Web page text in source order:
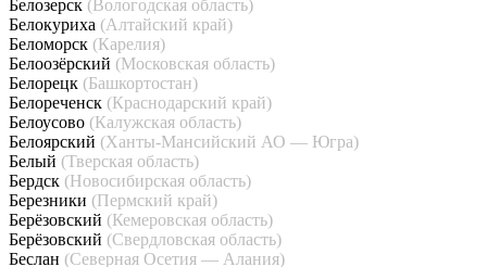
Белозерск (Вологодская область)
Белокуриха (Алтайский край)
Беломорск (Карелия)
Белоозёрский (Московская область)
Белорецк (Башкортостан)
Белореченск (Краснодарский край)
Белоусово (Калужская область)
Белоярский (Ханты-Мансийский АО — Югра)
Белый (Тверская область)
Бердск (Новосибирская область)
Березники (Пермский край)
Берёзовский (Кемеровская область)
Берёзовский (Свердловская область)
Беслан (Северная Осетия — Алания)